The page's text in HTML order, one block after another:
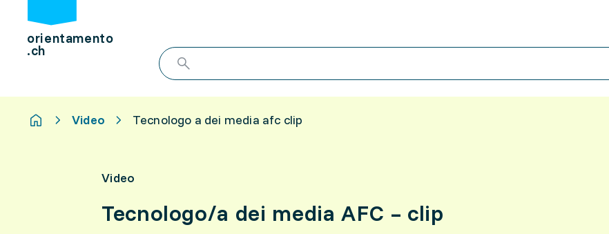
orientamento
.ch
Video Tecnologo a dei media afc clip
Video
Tecnologo/a dei media AFC – clip